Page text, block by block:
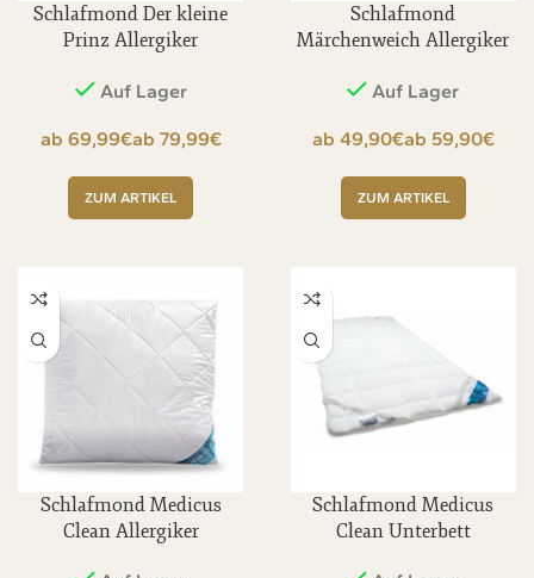
Schlafmond Der kleine
Prinz Allergiker
Auf Lager
€ €
ZUM ARTIKEL
Schlafmond
Märchenweich Allergiker
Auf Lager
€ €
ZUM ARTIKEL
Schlafmond Medicus
Clean Allergiker
Schlafmond Medicus
Clean Unterbett